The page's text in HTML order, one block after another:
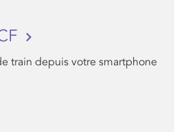
train depuis votre smartphone